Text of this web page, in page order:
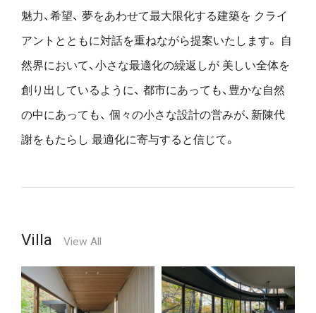
魅力、希望、 夢をあわせて最大限化する建築を クライ
アントとともに対話を重ねながら提案いたします。
自
然界において、小さな最適化の繰返しが 美しい全体を
創り出しているように、 都市にあっても、豊かな自然
の中にあっても、 個々の小さな設計の営みが、新陳代
謝をもたらし 最適化に寄与すると信じて。
Villa View All